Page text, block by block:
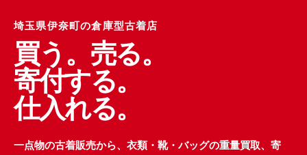
埼玉県伊奈町の倉庫型古着店
買う。売る。
寄付する。
仕入れる。
一点物の古着販売から、衣類・靴・バッグの重量買取、寄